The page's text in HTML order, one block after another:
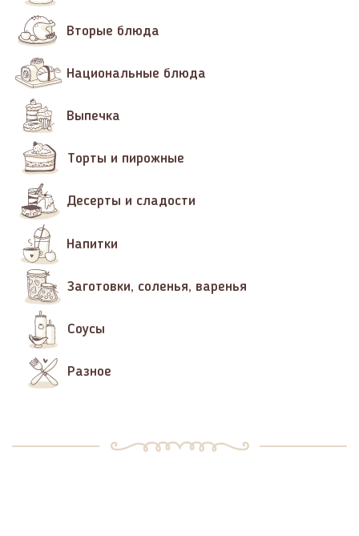
Вторые блюда
Национальные блюда
Выпечка
Торты и пирожные
Десерты и сладости
Напитки
Заготовки, соленья, варенья
Соусы
Разное